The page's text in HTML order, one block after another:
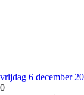
vrijdag 6 december
0